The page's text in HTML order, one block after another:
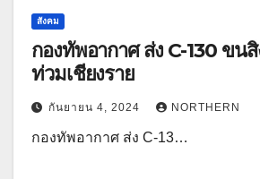
สังคม
กองทัพอากาศ ส่ง C-130 ขน
ท่วมเชียงราย
กันยายน 4, 2024 NORTHERN
กองทัพอากาศ ส่ง C-13…